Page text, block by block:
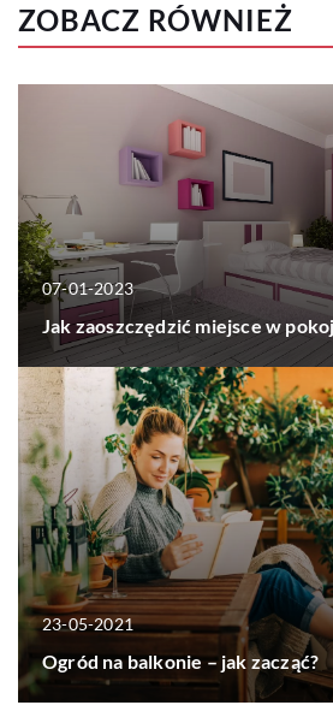
ZOBACZ RÓWNIEŻ
07-01-2023
Jak zaoszczędzić miejsce w
23-05-2021
Ogród na balkonie – jak zacząć?